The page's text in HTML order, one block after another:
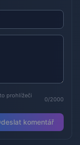
prohlížeči
0/2000
komentář